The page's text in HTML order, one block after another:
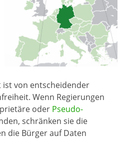
ist von entscheidender
Wenn Regierungen
oder Pseudo-
schränken sie die
die Bürger auf Daten